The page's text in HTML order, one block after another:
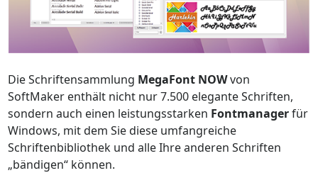
Die Schriftensammlung MegaFont NOWvon
SoftMaker enthält nicht nur 7.500 elegante Schriften,
sondern auch einen leistungsstarken Fontmanagerfür
Windows, mit dem Sie diese umfangreiche
Schriftenbibliothek und alle Ihre anderen Schriften
„bändigen“ können.